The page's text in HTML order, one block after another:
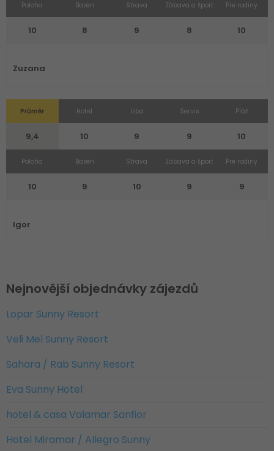
Poloha
10
Bazén
8
Strava
9
Zábava a šport
8
Pre rodiny
10
Zuzana
Průměr
9,4
Hotel
10
Izba
9
Servis
9
Pláž
10
Poloha
10
Bazén
9
Strava
10
Zábava a šport
9
Pre rodiny
9
Igor
Nejnovější objednávky zájezdů
Lopar Sunny Resort
Veli Mel Sunny Resort
Sahara / Rab Sunny Resort
Eva Sunny Hotel
hotel & casa Valamar Sanfior
Hotel Miramar / Allegro Sunny